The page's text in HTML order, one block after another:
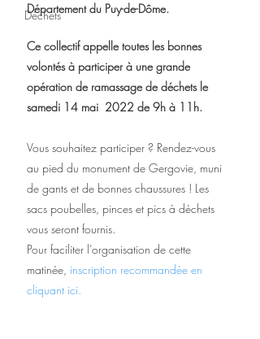
Déchets
Département du Puy-de-Dôme.
Ce collectif appelle toutes les bonnes
volontés à participer à une grande
opération de ramassage de déchets le
samedi 14 mai  2022 de 9h à 11h.
Vous souhaitez participer ? Rendez-vous
au pied du monument de Gergovie, muni
de gants et de bonnes chaussures ! Les
sacs poubelles, pinces et pics à déchets
vous seront fournis.
Pour faciliter l’organisation de cette
matinée, inscription recommandée en
cliquant ici.